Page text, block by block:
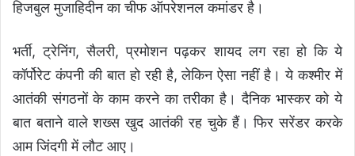
हिजबुल मुजाहिदीन का चीफ ऑपरेशनल कमांडर है।
भर्ती, ट्रेनिंग, सैलरी, प्रमोशन पढ़कर शायद लग रहा हो कि ये
कॉर्पोरेट कंपनी की बात हो रही है, लेकिन ऐसा नहीं है। ये कश्मीर में
आतंकी संगठनों के काम करने का तरीका है। दैनिक भास्कर को ये
बात बताने वाले शख्स खुद आतंकी रह चुके हैं। फिर सरेंडर करके
आम जिंदगी में लौट आए।